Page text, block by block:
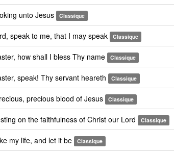
unto Jesus Classique
speak to me, that I may speak Classique
how shall I bless Thy name Classique
speak! Thy servant heareth Classique
precious blood of Jesus Classique
on the faithfulness of Christ our Lord Classique
my life, and let it be Classique